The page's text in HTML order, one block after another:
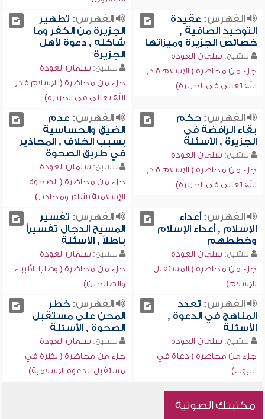
الفهرس: عقيدة
التوحيد الصافية ,
خصائص الجزيرة وميزاتها
للشيخ: سلمان العودة
جزء من محاضرة ( الإسلام قدر
الله تعالى في الجزيرة)
الفهرس: تطهير
الجزيرة من الكفر وما
شاكله , دعوة لأهل
الجزيرة
للشيخ: سلمان العودة
جزء من محاضرة ( الإسلام قدر
الله تعالى في الجزيرة)
الفهرس:حكم
بقاء الرافضة في
الجزيرة , الأسئلة
للشيخ: سلمان العودة
جزء من محاضرة ( الإسلام قدر
الله تعالى في الجزيرة)
الفهرس: عدم
الضيق والحساسية
بسبب الخلاف , المحاذير
في طريق الصحوة
للشيخ: سلمان العودة
جزء من محاضرة ( الصحوة
الإسلامية بشائر ومحاذير)
الفهرس:أعداء
الإسلام , أعداء الإسلام
وخططهم
للشيخ: سلمان العودة
جزء من محاضرة ( المستقبل
للإسلام)
الفهرس: تفسير
المسيح الدجال تفسيراً
باطلاً , الأسئلة
للشيخ: سلمان العودة
جزء من محاضرة ( وصايا الأنبياء
والصالحين)
الفهرس: تعدد
المناهج في الدعوة ,
الأسئلة
للشيخ: سلمان العودة
جزء من محاضرة ( دعاة في
البيوت)
الفهرس:خطر
المحن على مستقبل
الصحوة , الأسئلة
للشيخ: سلمان العودة
جزء من محاضرة ( نظرة في
مستقبل الدعوة الإسلامية)
مكتبتك الصوتية